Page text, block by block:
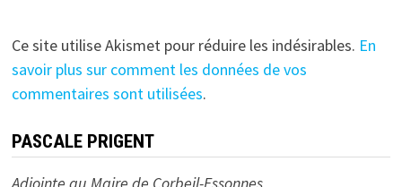
Ce site utilise Akismet pour réduire les indésirables. En
savoir plus sur comment les données de vos
commentaires sont utilisées.
PASCALE PRIGENT
Adjointe au Maire de Corbeil-Essonnes